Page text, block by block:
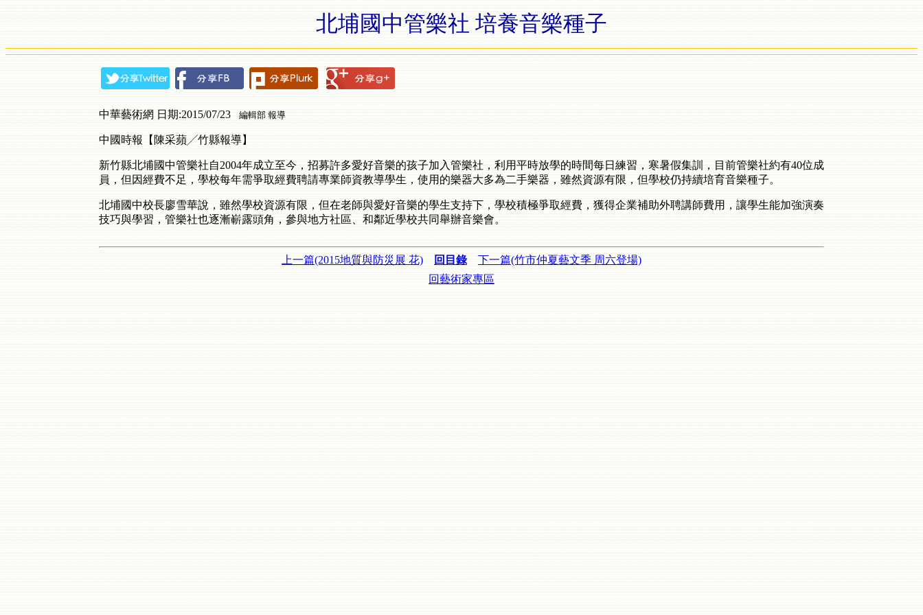
北埔國中管樂社 培養音樂種子
中華藝術網 日期:2015/07/23 編輯部 報導
中國時報【陳采蘋╱竹縣報導】
新竹縣北埔國中管樂社自2004年成立至今，招募許多愛好音樂的孩子加入管樂社，利用平時放學的時間每日練習，寒暑假集訓，目前管樂社約有40位成
員，但因經費不足，學校每年需爭取經費聘請專業師資教導學生，使用的樂器大多為二手樂器，雖然資源有限，但學校仍持續培育音樂種子。
北埔國中校長廖雪華說，雖然學校資源有限，但在老師與愛好音樂的學生支持下，學校積極爭取經費，獲得企業補助外聘講師費用，讓學生能加強演奏
技巧與學習，管樂社也逐漸嶄露頭角，參與地方社區、和鄰近學校共同舉辦音樂會。
上一篇(2015地質與防災展 花) 回目錄
下一篇(竹市仲夏藝文季 周六登場)
回藝術家專區